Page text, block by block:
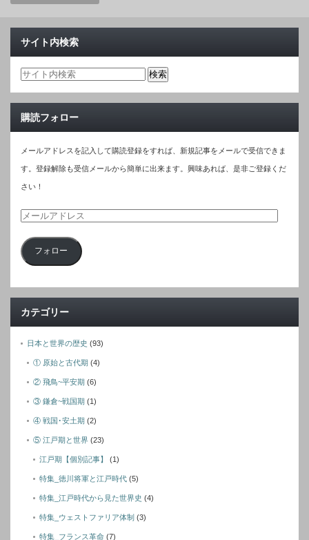
サイト内検索
購読フォロー
メールアドレスを記入して購読登録をすれば、新規記事をメールで受信できま
す。登録解除も受信メールから簡単に出来ます。興味あれば、是非ご登録くだ
さい！
メ
ル
ド
フォロー
カテゴリー
日本と世界の歴史 (93)
① 原始と古代期 (4)
② 飛鳥~平安期 (6)
③ 鎌倉~戦国期 (1)
④ 戦国･安土期 (2)
⑤ 江戸期と世界 (23)
江戸期【個別記事】 (1)
特集_徳川将軍と江戸時代 (5)
特集_江戸時代から見た世界史 (4)
特集_ウェストファリア体制 (3)
特集_フランス革命 (7)